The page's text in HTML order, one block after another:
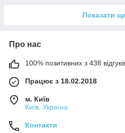
Показати
Про нас
100% позитивних з 438
Працює з 18.02.2018
м. Київ
Київ, Україна
Контакти